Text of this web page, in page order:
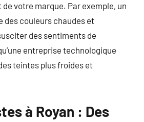
votre marque. Par exemple, un
des couleurs chaudes et
des sentiments de
entreprise technologique
teintes plus froides et
à Royan : Des